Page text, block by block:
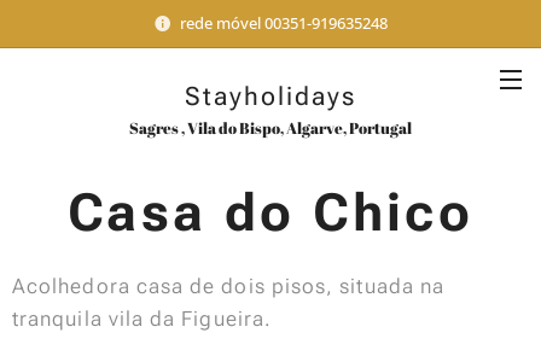
rede móvel 00351-919635248
Stayholidays
Sagres , Vila do Bispo, Algarve, Portugal
Casa do Chico
Acolhedora casa de dois pisos, situada na
tranquila vila da Figueira.